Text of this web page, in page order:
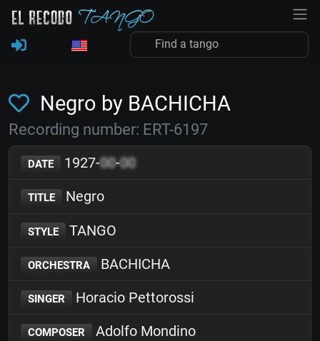
Negro by BACHICHA
Recording number: ERT-6197
DATE 1927-00-00
TITLE Negro
STYLE TANGO
ORCHESTRA BACHICHA
SINGER Horacio Pettorossi
COMPOSER Adolfo Mondino